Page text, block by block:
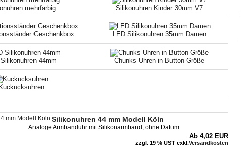
mehrfarbig Silikonuhren Kinder 30mm V7
Geschenkbox LED Silikonuhren 35mm Damen
44mm Chunks Uhren in Button Größe
Kuckucksuhren
Silikonuhren 44 mm Modell Köln
Analoge Armbanduhr mit Silikonarmband, ohne Datum
Ab 4,02 EUR
zzgl. 19 % UST exkl.Versandkosten